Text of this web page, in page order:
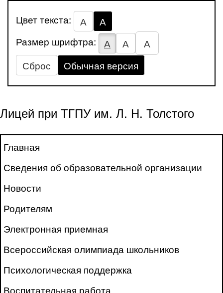
Цвет текста: А
А
Размер шрифтра:
А А
А
Сброс
Обычная версия
Лицей при ТГПУ им. Л. Н. Толстого
Главная
Сведения об образовательной организации
Новости
Родителям
Электронная приемная
Всероссийская олимпиада школьников
Психологическая поддержка
Воспитательная работа